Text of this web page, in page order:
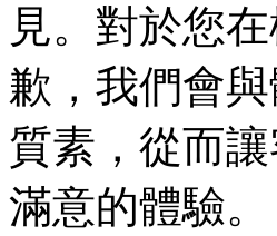
見。對於您
歉，我們會
質素，從而
滿意的體驗。